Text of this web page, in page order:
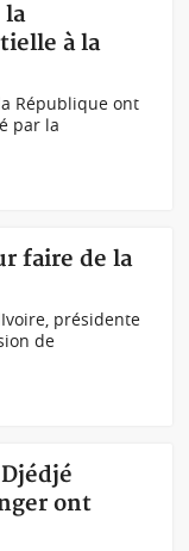
la
à la
République ont
par la
faire de la
présidente
de
ont